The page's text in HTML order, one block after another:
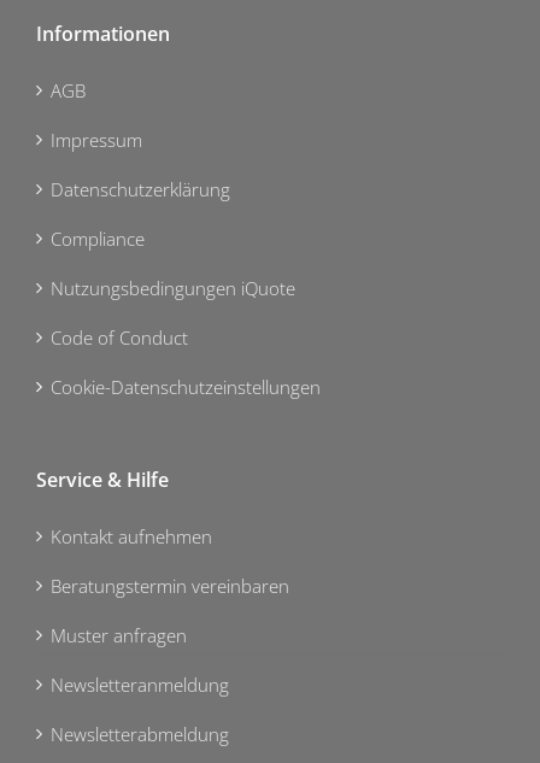
Informationen
AGB
Impressum
Datenschutzerklärung
Compliance
Nutzungsbedingungen iQuote
Code of Conduct
Cookie-Datenschutzeinstellungen
Service & Hilfe
Kontakt aufnehmen
Beratungstermin vereinbaren
Muster anfragen
Newsletteranmeldung
Newsletterabmeldung